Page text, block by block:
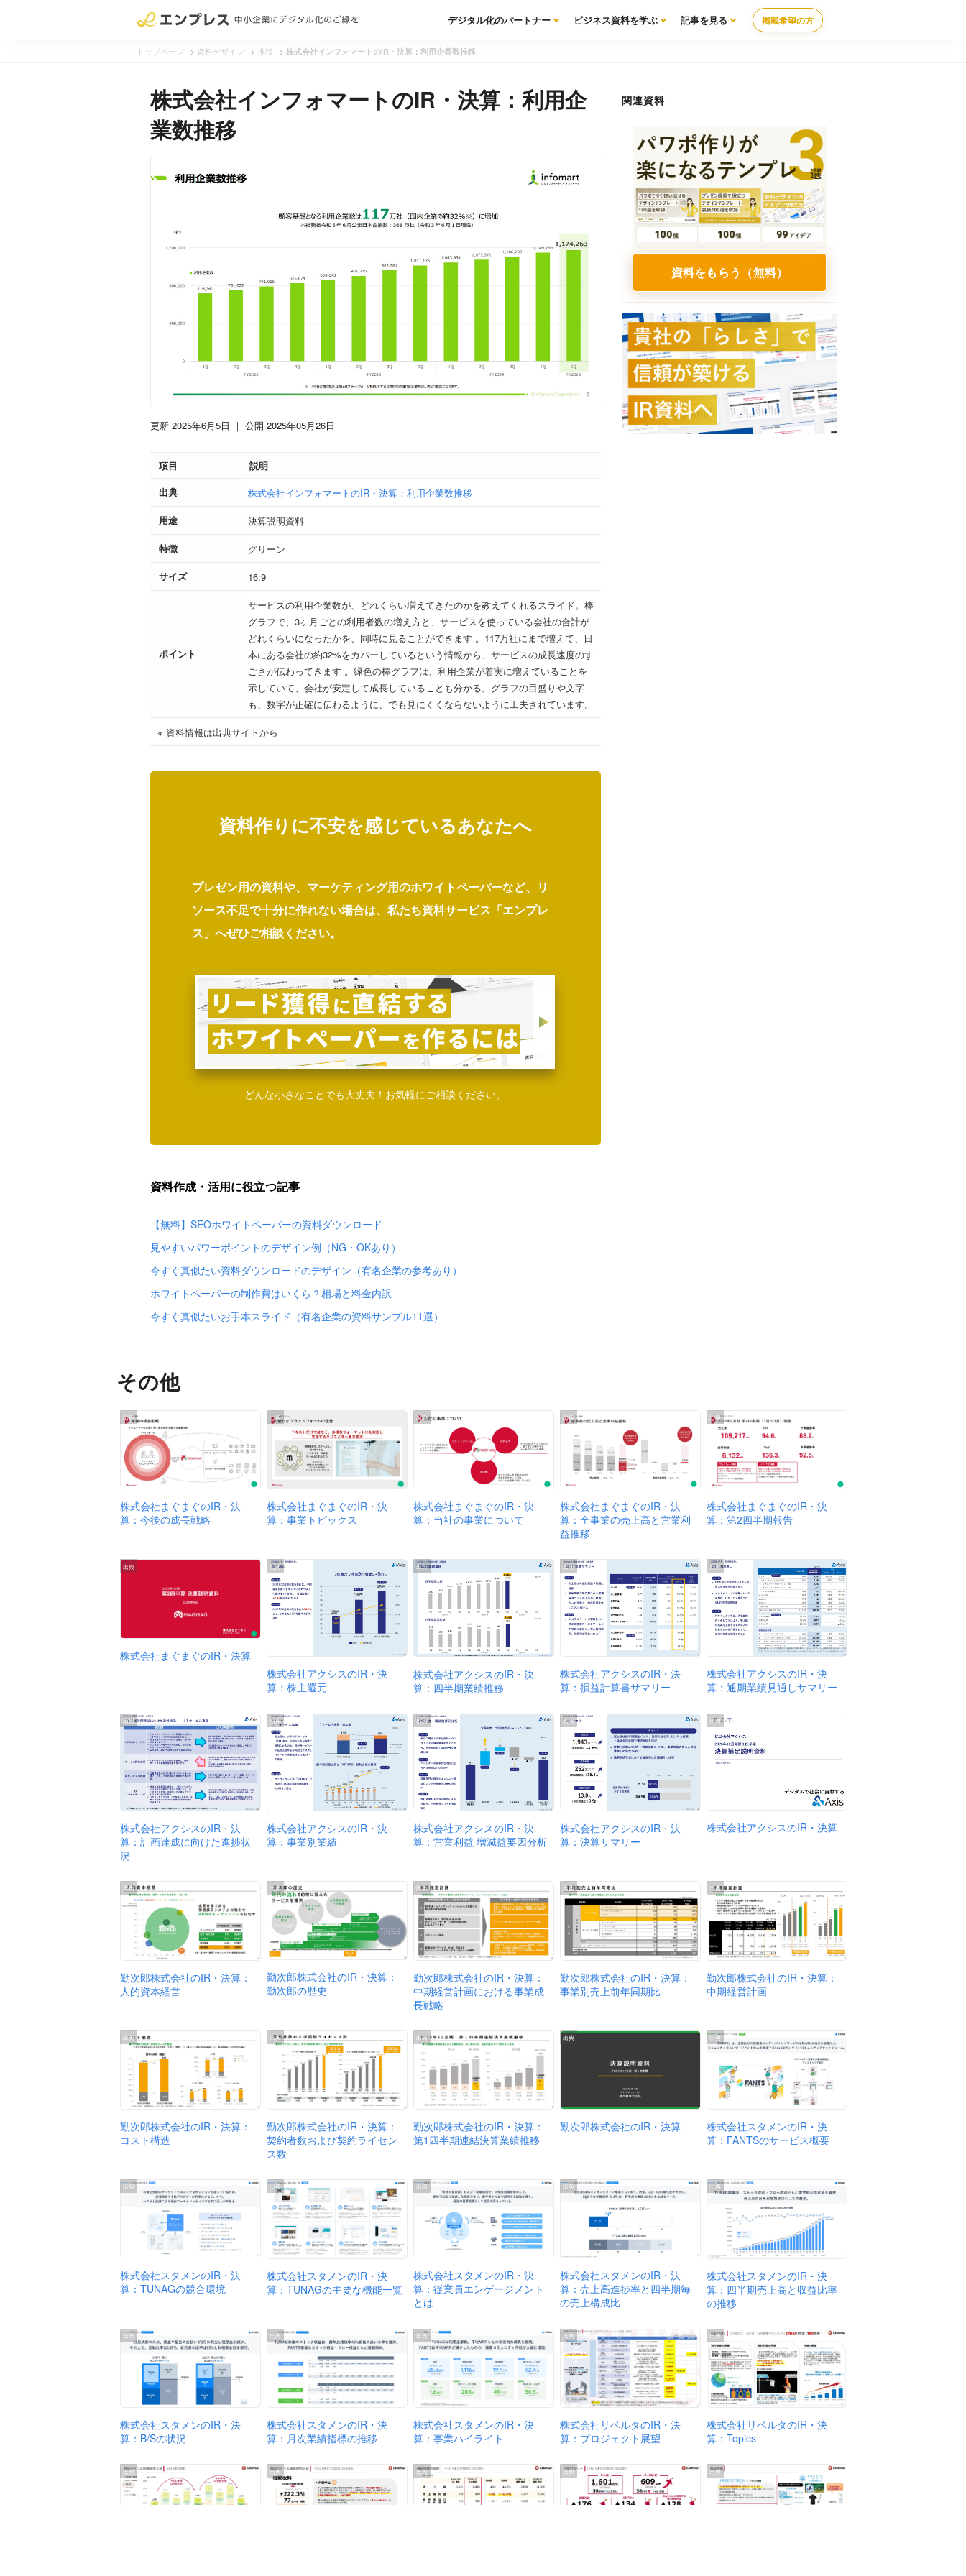
掲載希望の方
デジタル化のパートナー ビジネス資料を学ぶ 記事を見る
トップページ > 資料デザイン > 推移 > 株式会社インフォマートのIR・決算：利用企業数推移
株式会社インフォマートのIR・決算：利用企
業数推移
更新 2025年6月5日 ｜ 公開 2025年05月26日
項目
説明
出典
株式会社インフォマートのIR・決算：利用企業数推移
用途
決算説明資料
特徴
グリーン
サイズ
16:9
ポイント
サービスの利用企業数が、どれくらい増えてきたのかを教えてくれるスライド。棒
グラフで、3ヶ月ごとの利用者数の増え方と、サービスを使っている会社の合計が
どれくらいになったかを、同時に見ることができます 。117万社にまで増えて、日
本にある会社の約32%をカバーしているという情報から、サービスの成長速度のす
ごさが伝わってきます 。緑色の棒グラフは、利用企業が着実に増えていることを
示していて、会社が安定して成長していることも分かる。グラフの目盛りや文字
も、数字が正確に伝わるように、でも見にくくならないように工夫されています。
※ 資料情報は出典サイトから
資料作りに不安を感じているあなたへ
プレゼン用の資料や、マーケティング用のホワイトペーパーなど、リ
ソース不足で十分に作れない場合は、私たち資料サービス「エンプレ
ス」へぜひご相談ください。
どんな小さなことでも大丈夫！お気軽にご相談ください。
資料作成・活用に役立つ記事
【無料】SEOホワイトペーパーの資料ダウンロード
見やすいパワーポイントのデザイン例（NG・OKあり）
今すぐ真似たい資料ダウンロードのデザイン（有名企業の参考あり）
ホワイトペーパーの制作費はいくら？相場と料金内訳
今すぐ真似たいお手本スライド（有名企業の資料サンプル11選）
関連資料
資料をもらう（無料）
その他
出典
株式会社まぐまぐのIR・決
算：今後の成長戦略
出典
株式会社まぐまぐのIR・決
算：事業トピックス
出典
株式会社まぐまぐのIR・決
算：当社の事業について
出典
株式会社まぐまぐのIR・決
算：全事業の売上高と営業利
益推移
出典
株式会社まぐまぐのIR・決
算：第2四半期報告
出典
株式会社まぐまぐのIR・決算
出典
株式会社アクシスのIR・決
算：株主還元
出典
株式会社アクシスのIR・決
算：四半期業績推移
出典
株式会社アクシスのIR・決
算：損益計算書サマリー
出典
株式会社アクシスのIR・決
算：通期業績見通しサマリー
出典
株式会社アクシスのIR・決
算：計画達成に向けた進捗状
況
出典
株式会社アクシスのIR・決
算：事業別業績
出典
株式会社アクシスのIR・決
算：営業利益 増減益要因分析
出典
株式会社アクシスのIR・決
算：決算サマリー
出典
株式会社アクシスのIR・決算
出典
勤次郎株式会社のIR・決算：
人的資本経営
出典
勤次郎株式会社のIR・決算：
勤次郎の歴史
出典
勤次郎株式会社のIR・決算：
中期経営計画における事業成
長戦略
出典
勤次郎株式会社のIR・決算：
事業別売上前年同期比
出典
勤次郎株式会社のIR・決算：
中期経営計画
出典
勤次郎株式会社のIR・決算：
コスト構造
出典
勤次郎株式会社のIR・決算：
契約者数および契約ライセン
ス数
出典
勤次郎株式会社のIR・決算：
第1四半期連結決算業績推移
出典
勤次郎株式会社のIR・決算
出典
株式会社スタメンのIR・決
算：FANTSのサービス概要
出典
株式会社スタメンのIR・決
算：TUNAGの競合環境
出典
株式会社スタメンのIR・決
算：TUNAGの主要な機能一覧
出典
株式会社スタメンのIR・決
算：従業員エンゲージメント
とは
出典
株式会社スタメンのIR・決
算：売上高進捗率と四半期毎
の売上構成比
出典
株式会社スタメンのIR・決
算：四半期売上高と収益比率
の推移
出典
株式会社スタメンのIR・決
算：B/Sの状況
出典
株式会社スタメンのIR・決
算：月次業績指標の推移
出典
株式会社スタメンのIR・決
算：事業ハイライト
出典
株式会社リベルタのIR・決
算：プロジェクト展望
出典
株式会社リベルタのIR・決
算：Topics
出典 出典 出典 出典 出典